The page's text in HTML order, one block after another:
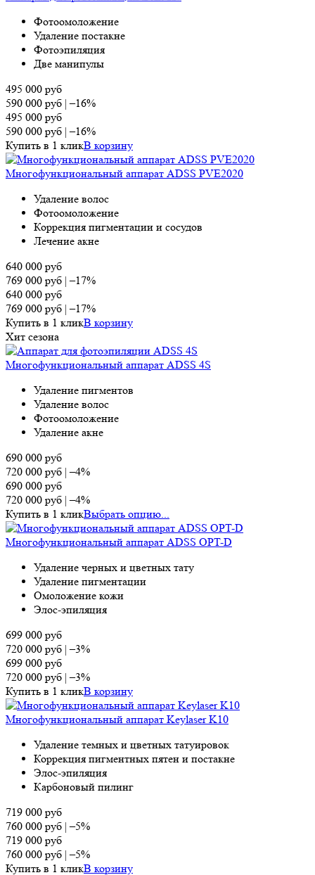
Фотоомоложение
Удаление постакне
Фотоэпиляция
Две манипулы
495 000 руб
590 000 руб |–16%
495 000 руб
590 000 руб |–16%
Купить в 1 кликВ корзину
Многофункциональный аппарат ADSS PVE2020
Удаление волос
Фотоомоложение
Коррекция пигментации и сосудов
Лечение акне
640 000 руб
769 000 руб |–17%
640 000 руб
769 000 руб |–17%
Купить в 1 кликВ корзину
Хит сезона
Многофункциональный аппарат ADSS 4S
Удаление пигментов
Удаление волос
Фотоомоложение
Удаление акне
690 000 руб
720 000 руб |–4%
690 000 руб
720 000 руб |–4%
Купить в 1 кликВыбрать опцию...
Многофункциональный аппарат ADSS OPT-D
Удаление черных и цветных тату
Удаление пигментации
Омоложение кожи
Элос-эпиляция
699 000 руб
720 000 руб |–3%
699 000 руб
720 000 руб |–3%
Купить в 1 кликВ корзину
Многофункциональный аппарат Keylaser K10
Удаление темных и цветных татуировок
Коррекция пигментных пятен и постакне
Элос-эпиляция
Карбоновый пилинг
719 000 руб
760 000 руб |–5%
719 000 руб
760 000 руб |–5%
Купить в 1 кликВ корзину